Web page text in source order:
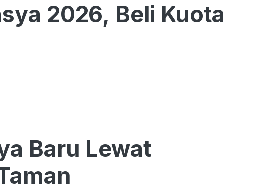
2026, Beli Kuota
Baru Lewat